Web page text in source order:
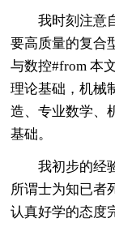
我时刻注意
要高质量的复合
与数控#from 本
理论基础，机械
造、专业数学、
基础。
我初步的经
所谓士为知已者
认真好学的态度